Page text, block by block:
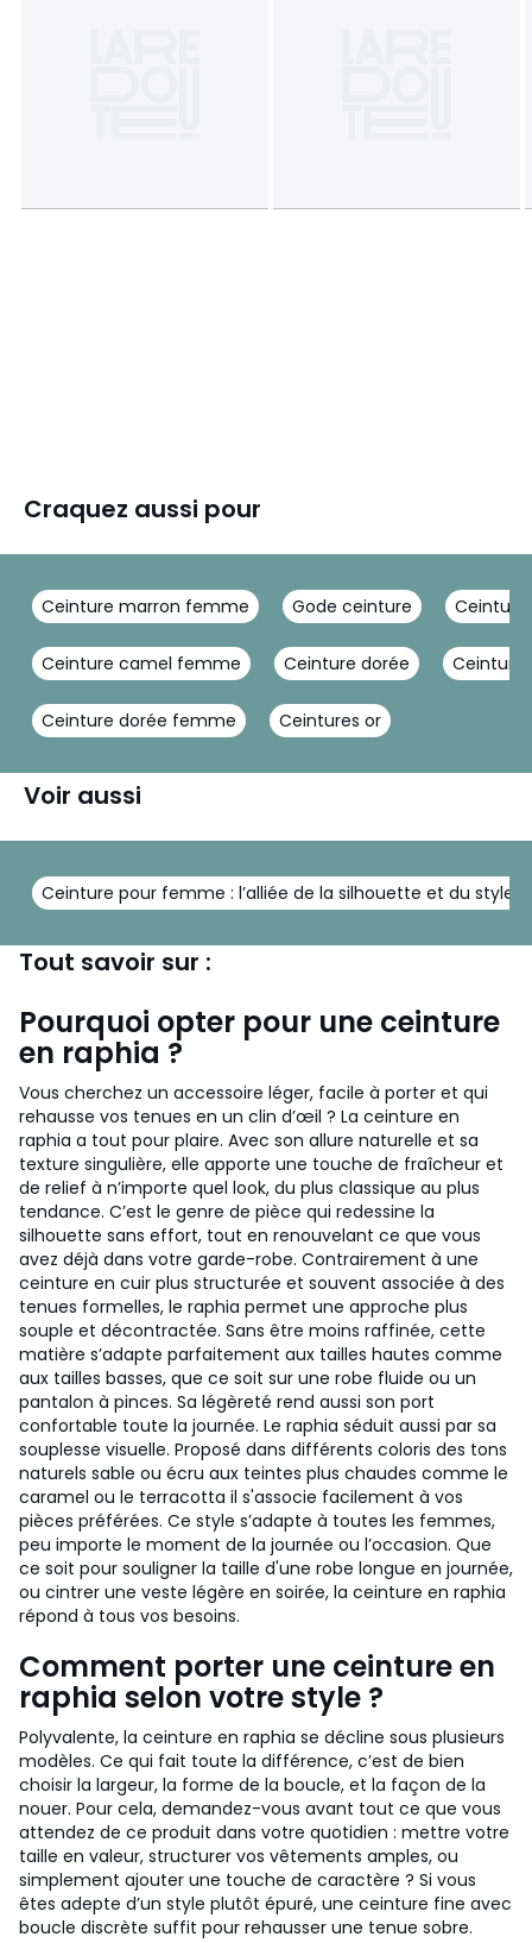
Craquez aussi pour
Ceinture marron femme Gode ceinture
Ceinture camel femme Ceinture dorée
Ceinture dorée femme Ceintures or
Voir aussi
Ceinture pour femme : l’alliée de la silhouette et du style
Tout savoir sur :
Pourquoi opter pour une ceinture
en raphia ?
Vous cherchez un accessoire léger, facile à porter et qui
rehausse vos tenues en un clin d’œil ? La ceinture en
raphia a tout pour plaire. Avec son allure naturelle et sa
texture singulière, elle apporte une touche de fraîcheur et
de relief à n’importe quel look, du plus classique au plus
tendance. C’est le genre de pièce qui redessine la
silhouette sans effort, tout en renouvelant ce que vous
avez déjà dans votre garde-robe. Contrairement à une
ceinture en cuir plus structurée et souvent associée à des
tenues formelles, le raphia permet une approche plus
souple et décontractée. Sans être moins raffinée, cette
matière s’adapte parfaitement aux tailles hautes comme
aux tailles basses, que ce soit sur une robe fluide ou un
pantalon à pinces. Sa légèreté rend aussi son port
confortable toute la journée. Le raphia séduit aussi par sa
souplesse visuelle. Proposé dans différents coloris des tons
naturels sable ou écru aux teintes plus chaudes comme le
caramel ou le terracotta il s'associe facilement à vos
pièces préférées. Ce style s’adapte à toutes les femmes,
peu importe le moment de la journée ou l’occasion. Que
ce soit pour souligner la taille d'une robe longue en journée,
ou cintrer une veste légère en soirée, la ceinture en raphia
répond à tous vos besoins.
Comment porter une ceinture en
raphia selon votre style ?
Polyvalente, la ceinture en raphia se décline sous plusieurs
modèles. Ce qui fait toute la différence, c’est de bien
choisir la largeur, la forme de la boucle, et la façon de la
nouer. Pour cela, demandez-vous avant tout ce que vous
attendez de ce produit dans votre quotidien : mettre votre
taille en valeur, structurer vos vêtements amples, ou
simplement ajouter une touche de caractère ? Si vous
êtes adepte d’un style plutôt épuré, une ceinture fine avec
boucle discrète suffit pour rehausser une tenue sobre.